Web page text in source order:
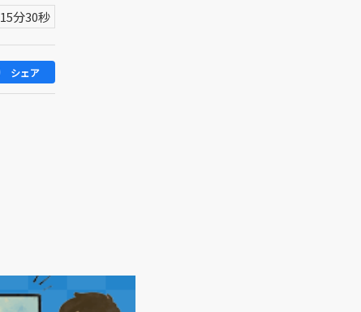
15分30秒
シェア